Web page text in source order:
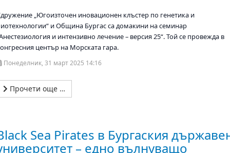
„Югоизточен иновационен клъстер по генетика и
и Община Бургас са домакини на семинар
и интензивно лечение – версия 25“. Той се провежда в
център на Морската гара.
Понеделник, 31 март 2025 14:16
Прочети още …
Sea Pirates в Бургаския
– едно вълнуващо